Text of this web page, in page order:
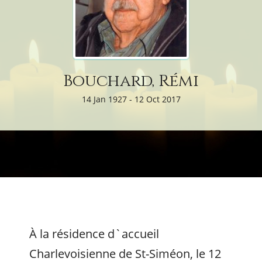
Bouchard, Rémi
14 Jan 1927 - 12 Oct 2017
À la résidence d`accueil
Charlevoisienne de St-Siméon, le 12